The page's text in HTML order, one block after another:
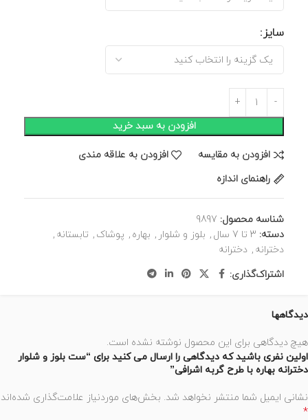
سایز
افزودن به سبد خرید
افزودن به مقایسه
افزودن به علاقه مندی
راهنمای اندازه
شناسه محصول: 9897
دسته: 3 تا 7 سال , بلوز و شلوار , بهاره , پوشاک , تابستانه ,
دخترانه , دخترانه
اشتراک‌گذاری:
دیدگاهها
هیچ دیدگاهی برای این محصول نوشته نشده است.
اولین نفری باشید که دیدگاهی را ارسال می کنید برای “ست بلوز و شلوار
دخترانه بهاره با طرح گربه اشرافی”
نشانی ایمیل شما منتشر نخواهد شد. بخش‌های موردنیاز علامت‌گذاری شده‌اند
*